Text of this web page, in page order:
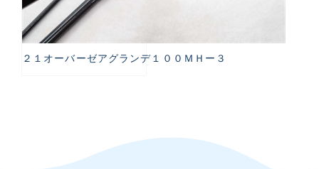
２１オーバーゼアグランデ１００ＭＨー３